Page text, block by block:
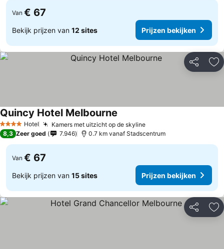
Van € 67
Bekijk prijzen van 12 sites Prijzen bekijken
Delen
4 SterrenHotel Kamers met uitzicht op de skyline
Quincy Hotel Melbourne
8,3 Zeer goed 7.946 0.7 km vanaf Stadscentrum
Van € 67
Bekijk prijzen van 15 sites Prijzen bekijken
Delen